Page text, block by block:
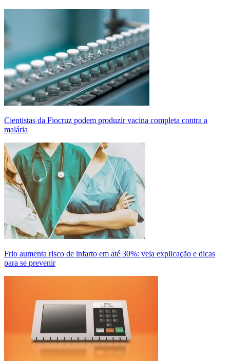
Cientistas da Fiocruz podem produzir vacina completa contra a
malária
Frio aumenta risco de infarto em até 30%: veja explicação e dicas
para se prevenir